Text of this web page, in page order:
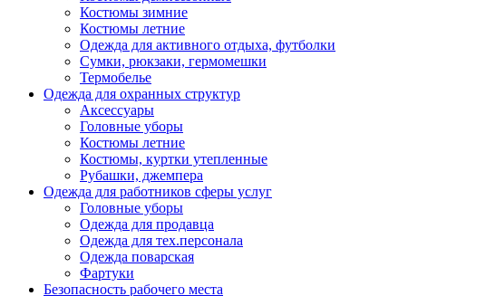
Костюмы зимние
Костюмы летние
Одежда для активного отдыха, футболки
Сумки, рюкзаки, гермомешки
Термобелье
Одежда для охранных структур
Аксессуары
Головные уборы
Костюмы летние
Костюмы, куртки утепленные
Рубашки, джемпера
Одежда для работников сферы услуг
Головные уборы
Одежда для продавца
Одежда для тех.персонала
Одежда поварская
Фартуки
Безопасность рабочего места